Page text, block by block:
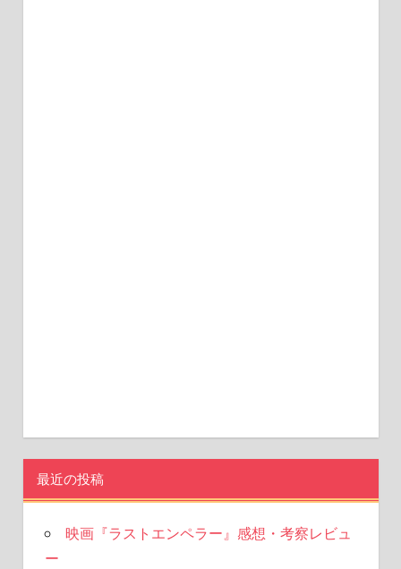
最近の投稿
映画『ラストエンペラー』感想・考察レビュ
ー